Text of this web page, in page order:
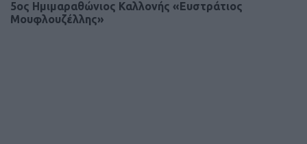
5ος Ημιμαραθώνιος Καλλονής «Ευστράτιος
Μουφλουζέλλης»